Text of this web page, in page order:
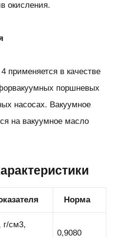
окисления.
применяется в качестве
поршневых
насосах. Вакуумное
на вакуумное масло
Норма
г/см3,
0,9080